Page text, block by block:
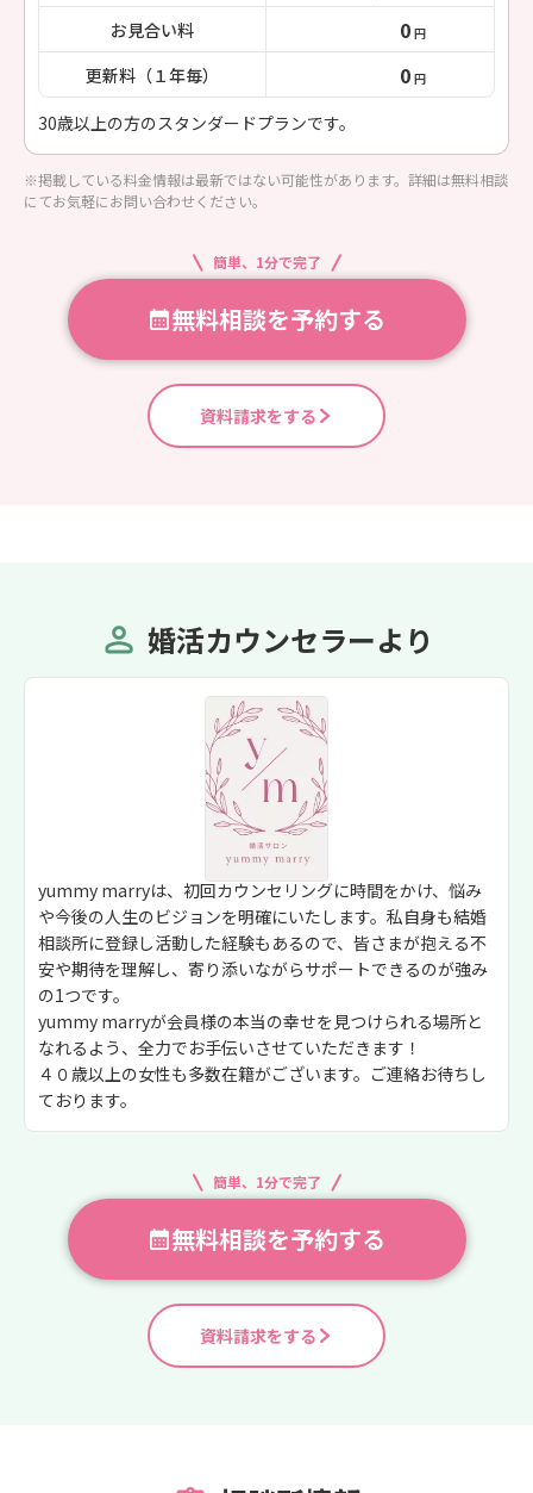
お見合い料 0 円
更新料（１年毎） 0 円
30歳以上の方のスタンダードプランです。
※掲載している料金情報は最新ではない可能性があります。詳細は無料相談
にてお気軽にお問い合わせください。
簡単、1分で完了
無料相談を予約する
資料請求をする
婚活カウンセラーより
yummy marryは、初回カウンセリングに時間をかけ、悩み
や今後の人生のビジョンを明確にいたします。私自身も結婚
相談所に登録し活動した経験もあるので、皆さまが抱える不
安や期待を理解し、寄り添いながらサポートできるのが強み
の1つです。
yummy marryが会員様の本当の幸せを見つけられる場所と
なれるよう、全力でお手伝いさせていただきます！
４０歳以上の女性も多数在籍がございます。ご連絡お待ちし
ております。
簡単、1分で完了
無料相談を予約する
資料請求をする